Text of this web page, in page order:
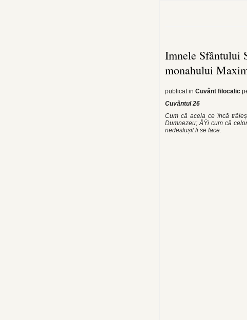
Imnele Sfântului
monahului
publicat in Cuvânt filocalic
Cuvântul 26
Cum că acela ce încă
Dumnezeu; ÅŸi cum că
nedeslușit li se face.